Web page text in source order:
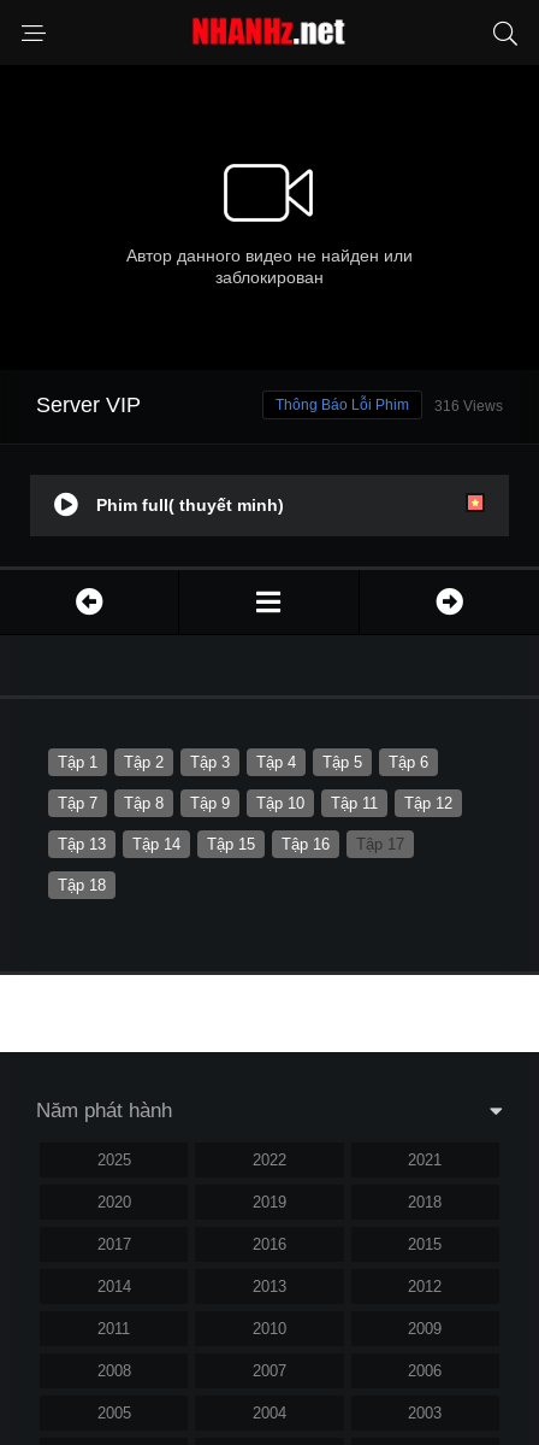
Server VIP 316 Views
Thông Báo Lỗi Phim
Phim full( thuyết minh)
Tập 1 Tập 2 Tập 3 Tập 4 Tập 5 Tập 6
Tập 7 Tập 8 Tập 9 Tập 10 Tập 11 Tập 12
Tập 13 Tập 14 Tập 15 Tập 16 Tập 17
Tập 18
Năm phát hành
2025 2022 2021
2020 2019 2018
2017 2016 2015
2014 2013 2012
2011 2010 2009
2008 2007 2006
2005 2004 2003